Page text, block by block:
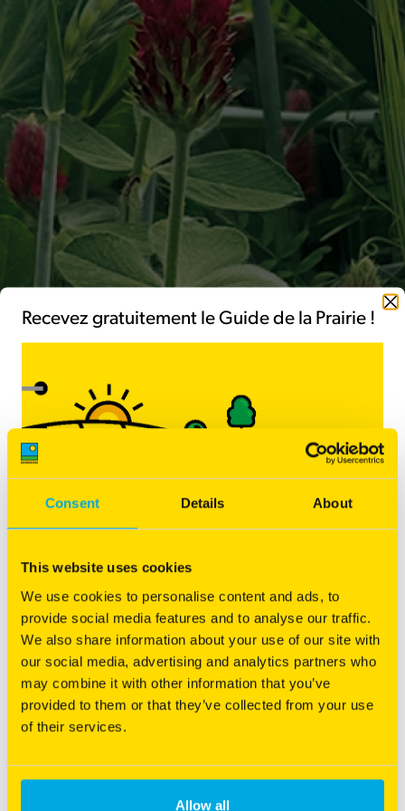
Consent Details About
This website uses cookies
We use cookies to personalise content and ads, to
provide social media features and to analyse our traffic.
We also share information about your use of our site with
our social media, advertising and analytics partners who
may combine it with other information that you’ve
provided to them or that they’ve collected from your use
of their services.
Allow all
Semis et mélange facilité grâce au petit PMG
Restitution d'azote importante
Destruction facile
Fermer
Recevez gratuitement le Guide de la Prairie !